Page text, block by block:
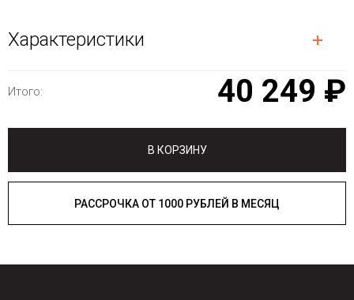
Характеристики
Итого: 40 249 ₽
В КОРЗИНУ
РАССРОЧКА ОТ 1000 РУБЛЕЙ В МЕСЯЦ